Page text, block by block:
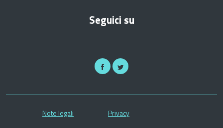
Seguici su
Note legali Privacy